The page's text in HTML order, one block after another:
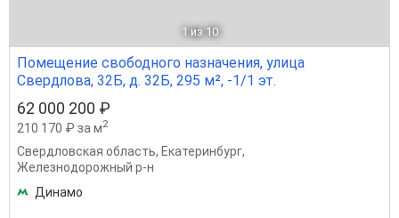
1 из 10
Помещение свободного назначения, улица
Свердлова, 32Б, д. 32Б, 295 м², -1/1 эт.
62 000 200 ₽
210 170 ₽ за м2
Свердловская область, Екатеринбург,
Железнодорожный р-н
Динамо